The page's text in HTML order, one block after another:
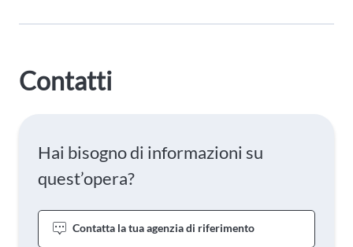
Contatti
Hai bisogno di informazioni su
quest’opera?
Contatta la tua agenzia di riferimento